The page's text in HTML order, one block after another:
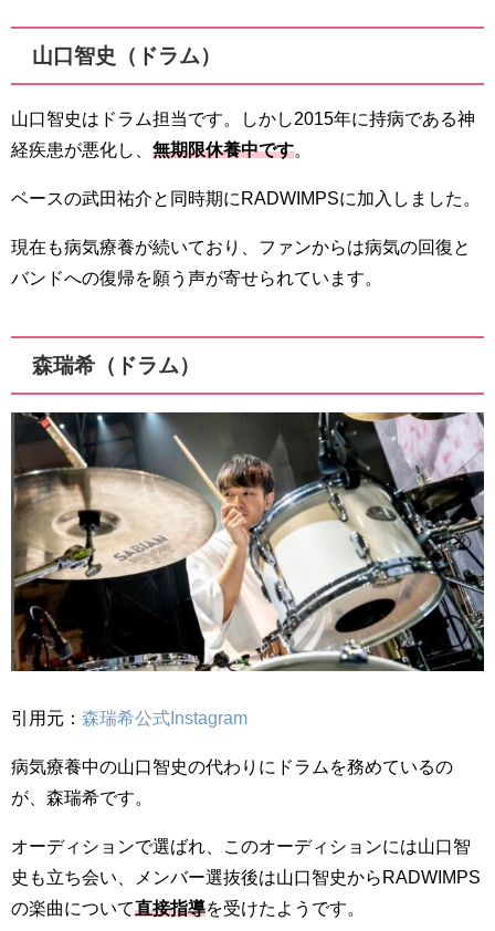
山口智史（ドラム）
山口智史はドラム担当です。しかし2015年に持病である神
経疾患が悪化し、 無期限休養中です
ベースの武田祐介と同時期にRADWIMPSに加入しました。
現在も病気療養が続いており、ファンからは病気の回復と
バンドへの復帰を願う声が寄せられています。
森瑞希（ドラム）
引用元： 森瑞希公式Instagram
病気療養中の山口智史の代わりにドラムを務めているの
が、森瑞希です。
オーディションで選ばれ、このオーディションには山口智
史も立ち会い、メンバー選抜後は山口智史からRADWIMPS
の楽曲について直接指導を受けたようです。